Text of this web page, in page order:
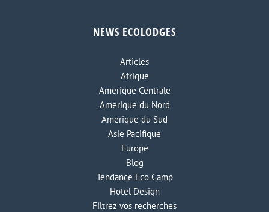
NEWS ECOLODGES
Articles
Afrique
Amerique Centrale
Amerique du Nord
Amerique du Sud
Asie Pacifique
Europe
Blog
Tendance Eco Camp
Hotel Design
Filtrez vos recherches